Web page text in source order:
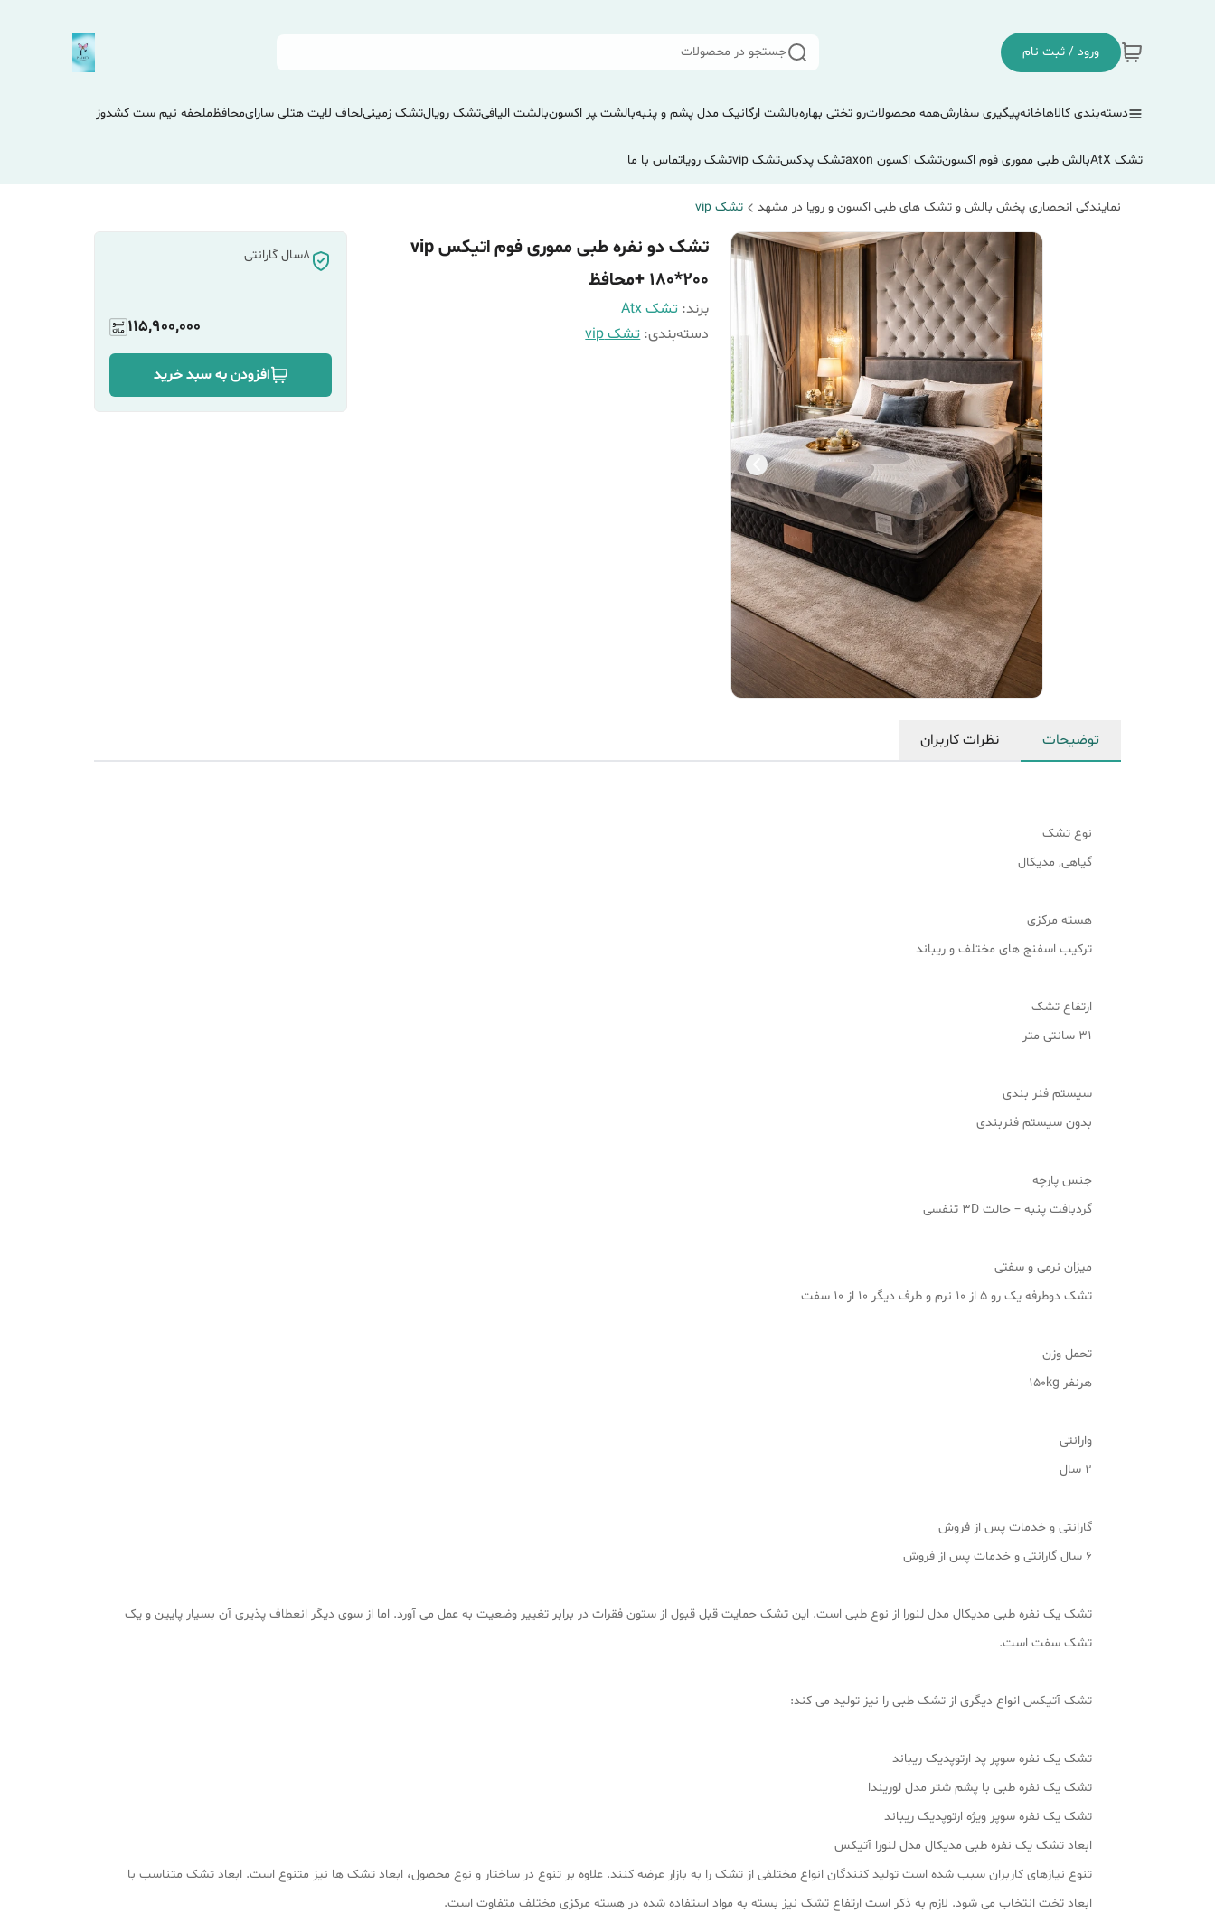
ورود / ثبت نام جستجو در محصولات
دسته‌بندی کالاهاخانهپیگیری سفارشهمه محصولاترو تختی بهارهبالشت ارگانیک مدل پشم و پنبهبالشت ‍‍‍پر اکسونبالشت الیافیتشک رویالتشک زمینیلحاف لایت هتلی سارایمحافظملحفه نیم ست کشدوز
تشک AtX بالش طبی مموری فوم اکسونتشک اکسون axon تشک پدکستشک vip تشک رویاتماس با ما
نمایندگی انحصاری پخش بالش و تشک های طبی اکسون و رویا در مشهد تشک vip
تشک دو نفره طبی مموری فوم اتیکس vip
180*200 +محافظ
برند: تشک Atx
دسته‌بندی:تشک vip
8سال گارانتی
115,900,000
افزودن به سبد خرید
توضیحات نظرات کاربران
نوع تشک
گیاهی, مدیکال
هسته مرکزی
ترکیب اسفنج های مختلف و ریباند
ارتفاع تشک
31 سانتی متر
سیستم فنر بندی
بدون سیستم فنربندی
جنس پارچه
گردبافت پنبه – حالت 3D تنفسی
میزان نرمی و سفتی
تشک دوطرفه یک رو 5 از 10 نرم و طرف دیگر 10 از 10 سفت
تحمل وزن
هرنفر 150kg
وارانتی
2 سال
گارانتی و خدمات پس از فروش
6 سال گارانتی و خدمات پس از فروش
تشک یک نفره طبی مدیکال مدل لنورا از نوع طبی است. این تشک حمایت قبل قبول از ستون فقرات در برابر تغییر وضعیت به عمل می آورد. اما از سوی دیگر انعطاف پذیری آن بسیار پایین و یک
تشک سفت است.
تشک آتیکس انواع دیگری از تشک طبی را نیز تولید می کند:
تشک یک نفره سوپر پد ارتوپدیک ریباند
تشک یک نفره طبی با پشم شتر مدل لوریندا
تشک یک نفره سوپر ویژه ارتوپدیک ریباند
ابعاد تشک یک نفره طبی مدیکال مدل لنورا آتیکس
تنوع نیازهای کاربران سبب شده است تولید کنندگان انواع مختلفی از تشک را به بازار عرضه کنند. علاوه بر تنوع در ساختار و نوع محصول، ابعاد تشک ها نیز متنوع است. ابعاد تشک متناسب با
ابعاد تخت انتخاب می شود. لازم به ذکر است ارتفاع تشک نیز بسته به مواد استفاده شده در هسته مرکزی مختلف متفاوت است.